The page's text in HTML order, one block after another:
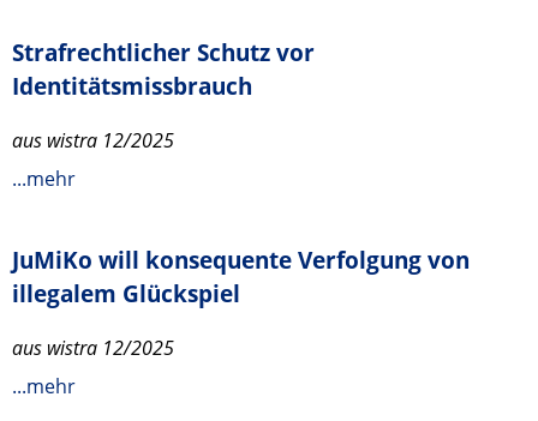
Strafrechtlicher Schutz vor
Identitätsmissbrauch
aus wistra 12/2025
...mehr
JuMiKo will konsequente Verfolgung von
illegalem Glückspiel
aus wistra 12/2025
...mehr